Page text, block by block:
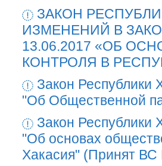
ЗАКОН
ИЗМЕНЕНИЙ В
13.06.2017 «ОБ
КОНТРОЛЯ В
Закон Республики
"Об Общественной
Закон Республики
"Об основах
Хакасия" (Принят ВС